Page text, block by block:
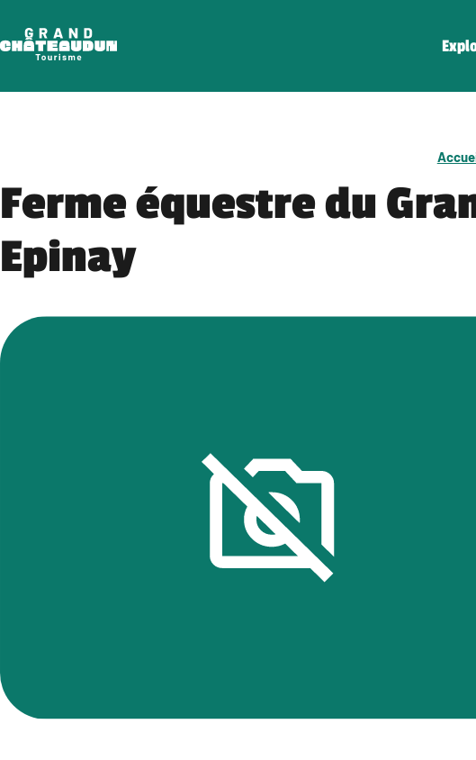
contenu
Ferme équestre du
Epinay